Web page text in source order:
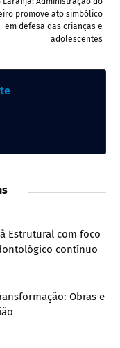
promove ato simbólico
em defesa das crianças e
adolescentes
Estrutural com foco
contínuo
Obras e